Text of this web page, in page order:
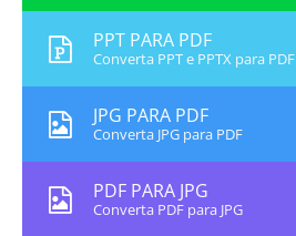
PPT PARA PDF
Converta PPT e PPTX para PDF
JPG PARA PDF
Converta JPG para PDF
PDF PARA JPG
Converta PDF para JPG